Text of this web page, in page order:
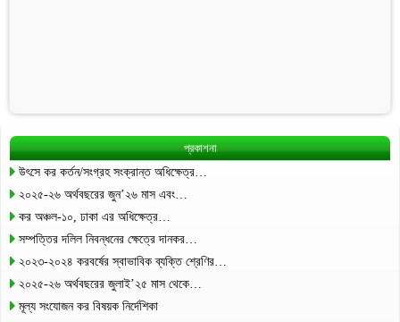
প্রকাশনা
উৎসে কর কর্তন/সংগ্রহ সংক্রান্ত অধিক্ষেত্র…
২০২৫-২৬ অর্থবছরের জুন’২৬ মাস এবং…
কর অঞ্চল-১০, ঢাকা এর অধিক্ষেত্র…
সম্পত্তির দলিল নিবন্ধনের ক্ষেত্রে দানকর…
২০২৩-২০২৪ করবর্ষের স্বাভাবিক ব্যক্তি শ্রেণির…
২০২৫-২৬ অর্থবছরের জুলাই’২৫ মাস থেকে…
মূল্য সংযোজন কর বিষয়ক নির্দেশিকা